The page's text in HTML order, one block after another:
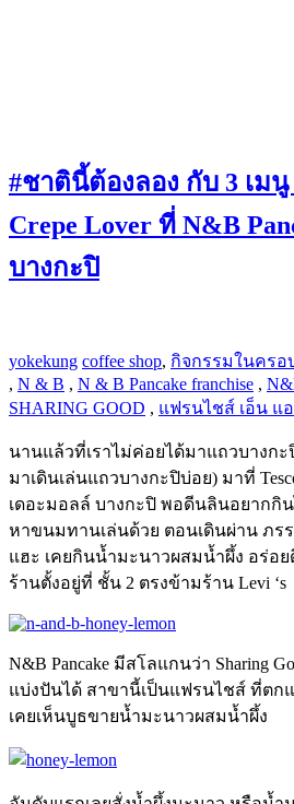
#‎ชาตินี้ต้องลอง‬ กับ 3 เมนู
Crepe Lover ที่ N&B
บางกะปิ
yokekung coffee shop, กิจกรรมในครอ
, N & B , N & B Pancake franchise ,
SHARING GOOD , แฟรนไชส์ เอ็น แ
นานแล้วที่เราไม่ค่อยได้มาแถวบางก
มาเดินเล่นแถวบางกะปิบ่อย) มาที่
เดอะมอลล์ บางกะปิ พอดีนลินอยากกิ
หาขนมทานเล่นด้วย ตอนเดินผ่าน ภร
แฮะ เคยกินน้ำมะนาวผสมน้ำผึ้ง อร่อย
ร้านตั้งอยู่ที่ ชั้น 2 ตรงข้ามร้าน Levi ‘s
N&B Pancake มีสโลแกนว่า Sharing
แบ่งปันได้ สาขานี้เป็นแฟรนไชส์ ที่ตก
เคยเห็นบูธขายน้ำมะนาวผสมน้ำผึ้ง